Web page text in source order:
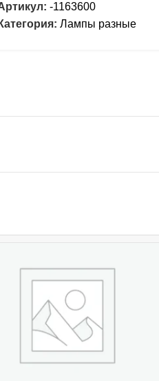
-1163600
Категория: Лампы разные